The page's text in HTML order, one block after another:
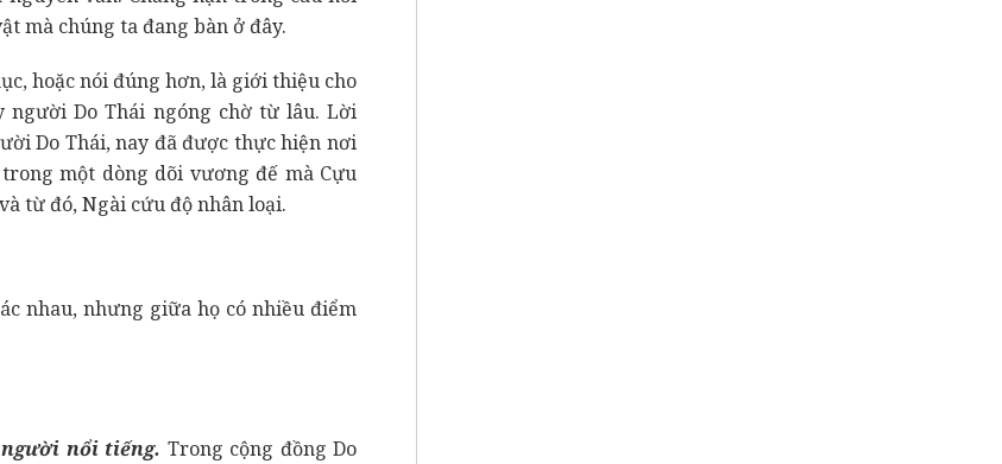
mà chúng ta đang bàn ở đây.
hoặc nói đúng hơn, là giới thiệu cho
người Do Thái ngóng chờ từ lâu. Lời
Do Thái, nay đã được thực hiện nơi
một dòng dõi vương đế mà Cựu
từ đó, Ngài cứu độ nhân loại.
nhau, nhưng giữa họ có nhiều điểm
nổi tiếng. Trong cộng đồng Do